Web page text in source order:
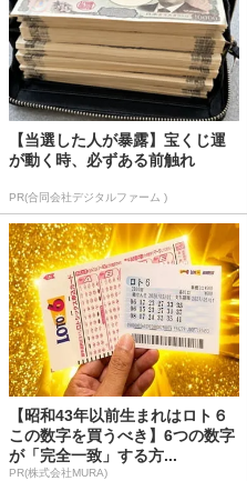
【当選した人が暴露】宝くじ運
が動く時、必ずある前触れ
PR(合同会社デジタルファーム )
【昭和43年以前生まれはロト６
この数字を買うべき】6つの数字
が「完全一致」する方...
PR(株式会社MURA)